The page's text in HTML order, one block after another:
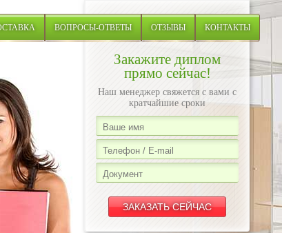
ВОПРОСЫ-ОТВЕТЫ ОТЗЫВЫ КОНТАКТЫ
Закажите диплом
прямо сейчас!
Наш менеджер свяжется с вами с
кратчайшие сроки